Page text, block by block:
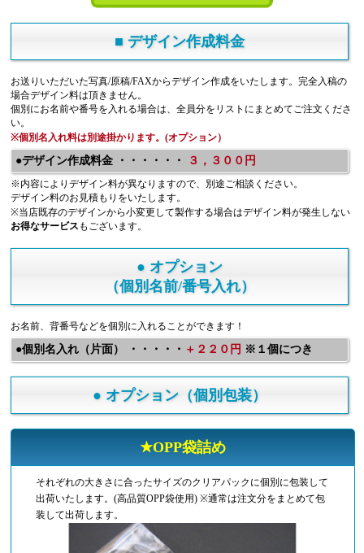
■ デザイン作成料金
お送りいただいた写真/原稿/FAXからデザイン作成をいたします。完全入稿の
場合デザイン料は頂きません。
個別にお名前や番号を入れる場合は、全員分をリストにまとめてご注文くださ
い。
※個別名入れ料は別途掛かります。(オプション）
●デザイン作成料金 ・・・・・・ ３，３００円
※内容によりデザイン料が異なりますので、別途ご相談ください。
デザイン料のお見積もりをいたします。
※当店既存のデザインから小変更して製作する場合はデザイン料が発生しない
お得なサービス もございます。
● オプション
（個別名前/番号入れ）
お名前、背番号などを個別に入れることができます！
●個別名入れ（片面） ・・・・・ ＋２２０円 ※１個につき
● オプション（個別包装）
★OPP袋詰め
それぞれの大きさに合ったサイズのクリアパックに個別に包装して
出荷いたします。(高品質OPP袋使用) ※通常は注文分をまとめて包
装して出荷します。